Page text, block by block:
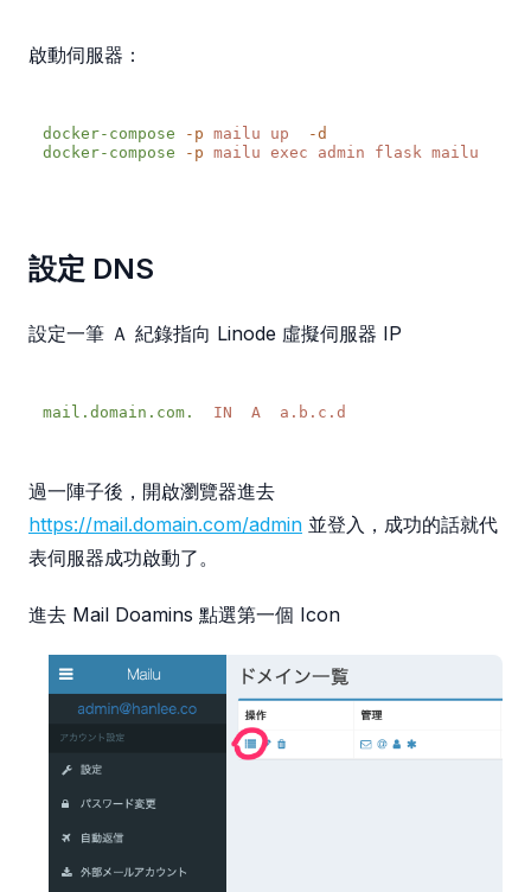
啟動伺服器：
docker-compose -p mailu up
docker-compose -p mailu exec admin flask mailu
設定 DNS
設定一筆 Ａ 紀錄指向 Linode 虛擬伺服器 IP
mail.domain.com.
  IN
  A
過一陣子後，開啟瀏覽器進去
https://mail.domain.com/admin 並登入，成功的話就代
表伺服器成功啟動了。
進去 Mail Doamins 點選第一個 Icon